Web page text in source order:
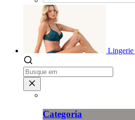
Lingerie
Categoria